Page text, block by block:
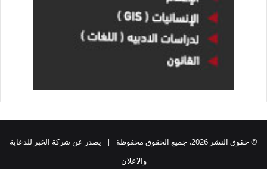
© حقوق النشر 2026، جميع الحقوق محفوظة | يصدر عن شركة الخبر للدعاية
والاعلان